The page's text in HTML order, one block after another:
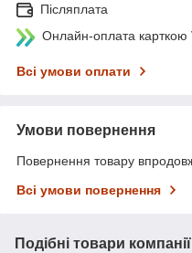
Післяплата
Онлайн-оплата
Всі умови оплати
Умови повернення
Повернення товару
Всі умови повернення
Подібні товари компанії